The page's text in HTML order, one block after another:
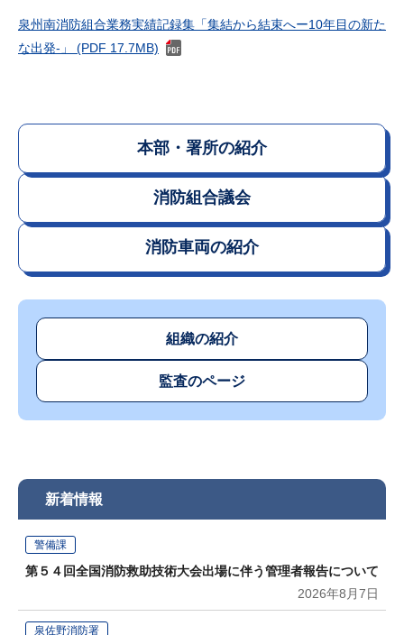
泉州南消防組合業務実績記録集「集結から結束へー10年目の新た
な出発-」 (PDF 17.7MB)
本部・署所の紹介
消防組合議会
消防車両の紹介
組織の紹介
監査のページ
新着情報
警備課
第５４回全国消防救助技術大会出場に伴う管理者報告について
2026年8月7日
泉佐野消防署